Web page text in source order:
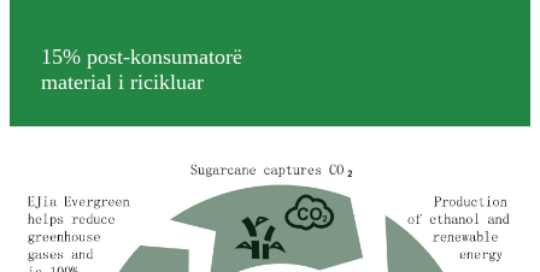
15% post-konsumatorë
material i ricikluar